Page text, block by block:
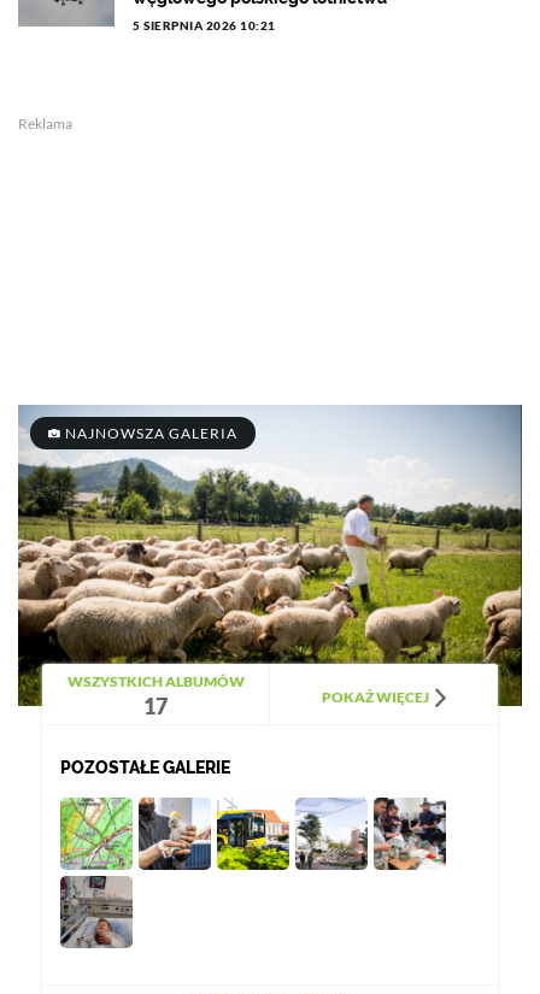
5 SIERPNIA 2026 10:21
Reklama
NAJNOWSZA GALERIA
WSZYSTKICH ALBUMÓW
17 POKAŻ WIĘCEJ
POZOSTAŁE GALERIE